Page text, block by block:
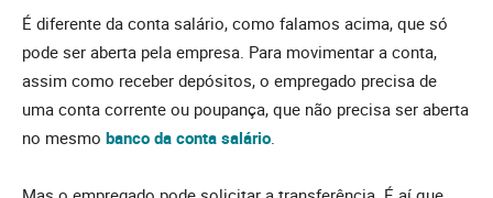
É diferente da conta salário, como falamos acima, que só
pode ser aberta pela empresa. Para movimentar a conta,
assim como receber depósitos, o empregado precisa de
uma conta corrente ou poupança, que não precisa ser aberta
no mesmo banco da conta salário